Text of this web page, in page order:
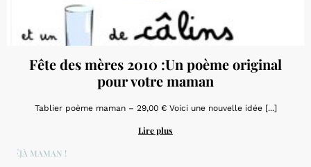
Fête des mères 2010 :Un poème original
pour votre maman
Tablier poème maman – 29,00 € Voici une nouvelle idée [...]
Lire plus
DÉJÀ MAMAN !